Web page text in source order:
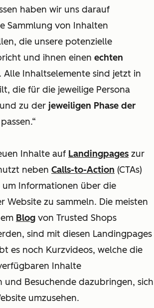
haben wir uns darauf
Sammlung von Inhalten
die unsere potenzielle
und ihnen einen echten
Alle Inhaltselemente sind jetzt in
die für die jeweilige Persona
zu der jeweiligen Phase der
passen.“
Inhalte auf Landingpages zur
neben Calls-to-Action (CTAs)
um Informationen über die
Website zu sammeln. Die meisten
Blog von Trusted Shops
sind mit diesen Landingpages
es noch Kurzvideos, welche die
Inhalte
und Besuchende dazubringen, sich
umzusehen.